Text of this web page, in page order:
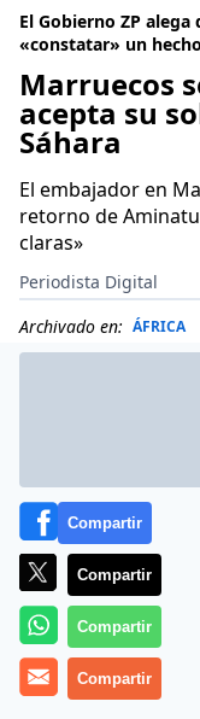
El Gobierno ZP
«constatar» un hecho
Marruecos
acepta su
Sáhara
El embajador en
retorno de
claras»
Periodista Digital
Archivado en: ÁFRICA
Compartir
Compartir
Compartir
Compartir